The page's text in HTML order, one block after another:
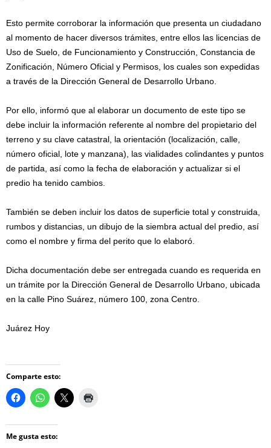
Esto permite corroborar la información que presenta un ciudadano
al momento de hacer diversos trámites, entre ellos las licencias de
Uso de Suelo, de Funcionamiento y Construcción, Constancia de
Zonificación, Número Oficial y Permisos, los cuales son expedidas
a través de la Dirección General de Desarrollo Urbano.
Por ello, informó que al elaborar un documento de este tipo se
debe incluir la información referente al nombre del propietario del
terreno y su clave catastral, la orientación (localización, calle,
número oficial, lote y manzana), las vialidades colindantes y puntos
de partida, así como la fecha de elaboración y actualizar si el
predio ha tenido cambios.
También se deben incluir los datos de superficie total y construida,
rumbos y distancias, un dibujo de la siembra actual del predio, así
como el nombre y firma del perito que lo elaboró.
Dicha documentación debe ser entregada cuando es requerida en
un trámite por la Dirección General de Desarrollo Urbano, ubicada
en la calle Pino Suárez, número 100, zona Centro.
Juárez Hoy
Comparte esto:
Me gusta esto: